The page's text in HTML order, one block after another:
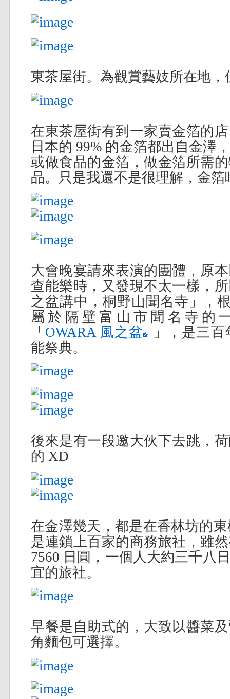
東茶屋街。為觀賞藝妓所在地
在東茶屋街有到一家賣金箔的
日本的 99% 的金箔都出自金澤
或做食品的金箔，做金箔所需
品。只是我還不是很理解，金
大會晚宴請來表演的團體，原
查能樂時，又發現不太一樣，
之盆講中，桐野山聞名寺」，
屬於隔壁富山市聞名寺的
「 OWARA 風之盆
」，是三
能祭典。
後來是有一段邀大伙下去跳，
的 XD
在金澤幾天，都是在香林坊的
是連鎖上百家的商務旅社，雖
7560 日圓，一個人大約三千八
宜的旅社。
早餐是自助式的，大致以醬菜
角麵包可選擇。